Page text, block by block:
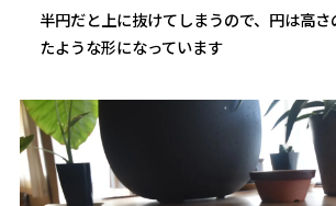
半円だと上に抜けてしまうので、円は高
たような形になっています